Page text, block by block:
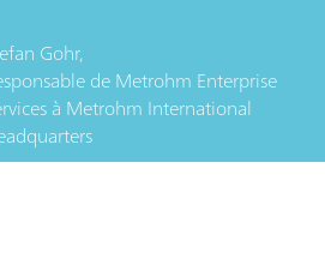
Gohr,
de Metrohm Enterprise
à Metrohm International